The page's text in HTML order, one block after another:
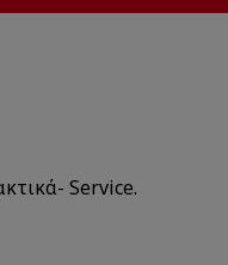
Service.